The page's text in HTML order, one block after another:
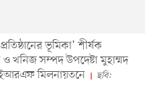
ভূমিকা’ শীর্ষক
ও খনিজ সম্পদ উপদেষ্টা মুহাম্মদ
মিলনায়তনে
ছবি: